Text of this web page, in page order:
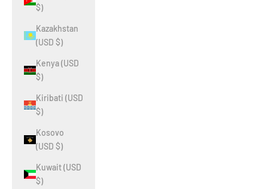
$)
Kazakhstan
(USD $)
Kenya (USD
$)
Kiribati (USD
$)
Kosovo
(USD $)
Kuwait (USD
$)